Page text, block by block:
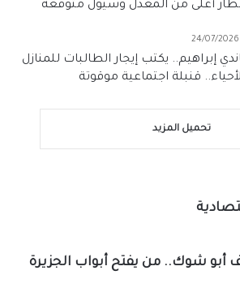
أعلى من المعدل وسيول متوقعة
24/07/2026
إبراهيم.. يكتب إيجار الطالبات للمنازل
قنبلة اجتماعية موقوتة
تحميل المزيد
شوك.. من يفتح أبواب الجزيرة